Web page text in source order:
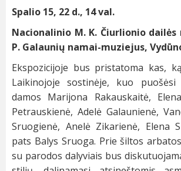
Spalio 15, 22 d., 14 val.
Nacionalinio M. K. Čiurlionio
P. Galaunių namai-muziejus,
Ekspozicijoje bus pristatoma kas,
Laikinojoje sostinėje, kuo puošėsi
damos Marijona Rakauskaitė,
Petrauskienė, Adelė Galaunienė,
Sruogienė, Anelė Zikarienė, Elena
pats Balys Sruoga. Prie šiltos
su parodos dalyviais bus